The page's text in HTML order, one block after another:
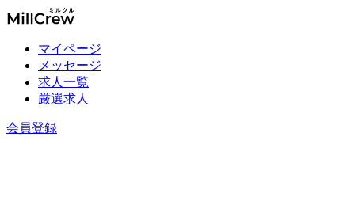
マイページ
メッセージ
求人一覧
厳選求人
会員登録